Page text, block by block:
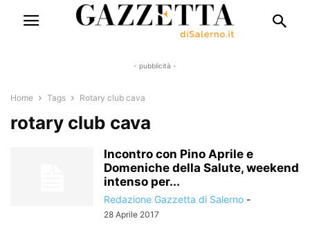
- pubblicità -
Home Tags Rotary club cava
rotary club cava
Incontro con Pino Aprile e
Domeniche della Salute, weekend
intenso per...
Redazione Gazzetta di Salerno -
28 Aprile 2017